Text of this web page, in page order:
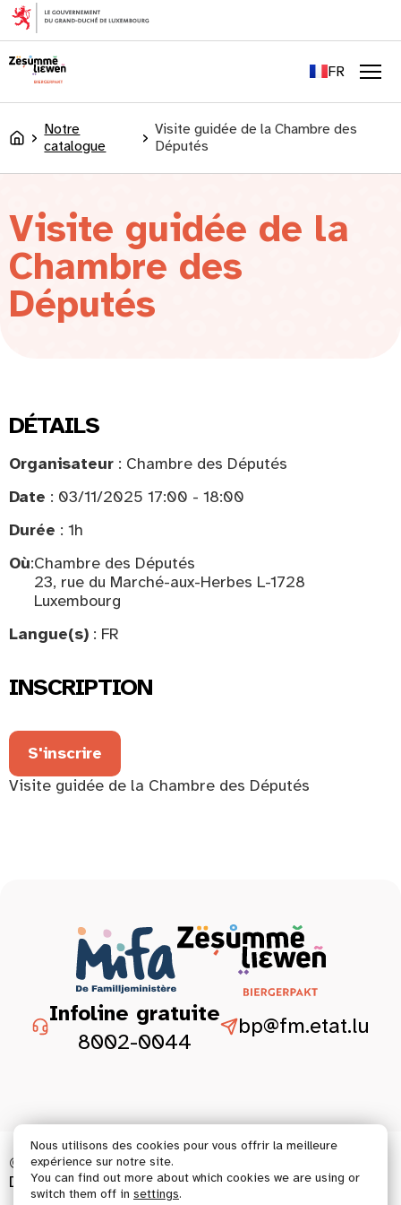
principal
FR
LU
Accueil
Notre
catalogue
Visite guidée de la Chambre des
Députés
Visite guidée de la
Chambre des
Députés
DÉTAILS
Organisateur : Chambre des Députés
Date : 03/11/2025 17:00 - 18:00
Durée : 1h
Où:Chambre des Députés
23, rue du Marché-aux-Herbes L-1728
Luxembourg
Langue(s) : FR
INSCRIPTION
S'inscrire
Visite guidée de la Chambre des Députés
Infoline gratuite
8002-0044
bp@fm.etat.lu
© 2026 Tous droits réservés.
Déclaration d’accessibilitéMentions légales
Nous utilisons des cookies pour vous offrir la meilleure
expérience sur notre site.
You can find out more about which cookies we are using or
switch them off in settings.